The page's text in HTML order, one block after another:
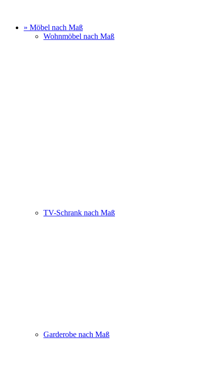
» Möbel nach Maß
Wohnmöbel nach Maß
TV-Schrank nach Maß
Garderobe nach Maß